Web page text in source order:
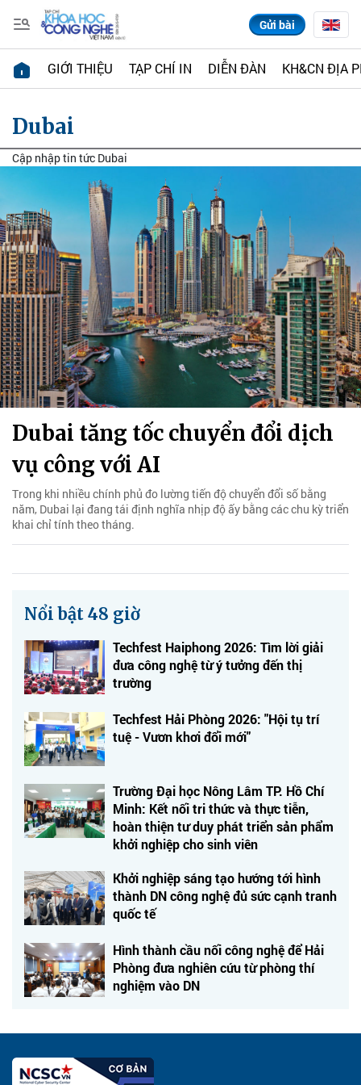
Gửi bài
GIỚI THIỆU TẠP CHÍ IN DIỄN ĐÀN KH&CN ĐỊA
Dubai
Cập nhập tin tức Dubai
Dubai tăng tốc chuyển đổi dịch
vụ công với AI
Trong khi nhiều chính phủ đo lường tiến độ chuyển đổi số bằng
năm, Dubai lại đang tái định nghĩa nhịp độ ấy bằng các chu kỳ triển
khai chỉ tính theo tháng.
Nổi bật 48 giờ
Techfest Haiphong 2026: Tìm lời giải
đưa công nghệ từ ý tưởng đến thị
trường
Techfest Hải Phòng 2026: "Hội tụ trí
tuệ - Vươn khơi đổi mới"
Trường Đại học Nông Lâm TP. Hồ Chí
Minh: Kết nối tri thức và thực tiễn,
hoàn thiện tư duy phát triển sản phẩm
khởi nghiệp cho sinh viên
Khởi nghiệp sáng tạo hướng tới hình
thành DN công nghệ đủ sức cạnh tranh
quốc tế
Hình thành cầu nối công nghệ để Hải
Phòng đưa nghiên cứu từ phòng thí
nghiệm vào DN